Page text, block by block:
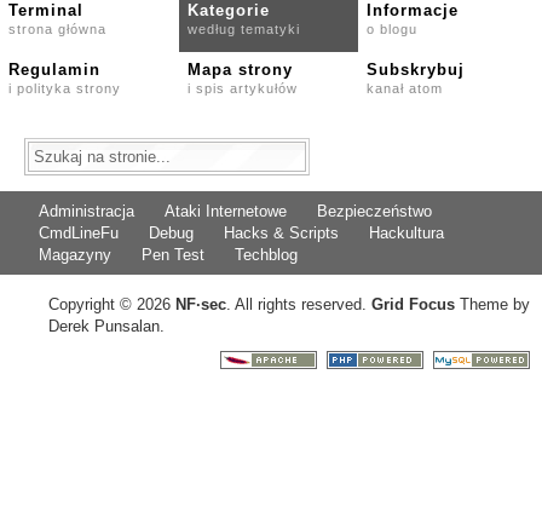
Terminal
strona główna
Kategorie
według tematyki
Informacje
o blogu
Regulamin
i polityka strony
Mapa strony
i spis artykułów
Subskrybuj
kanał atom
Administracja Ataki Internetowe
Bezpieczeństwo
CmdLineFu
Debug Hacks & Scripts
Hackultura
Magazyny
Pen Test Techblog
Copyright © 2026 NF·sec. All rights reserved. Grid Focus Theme by
Derek Punsalan.